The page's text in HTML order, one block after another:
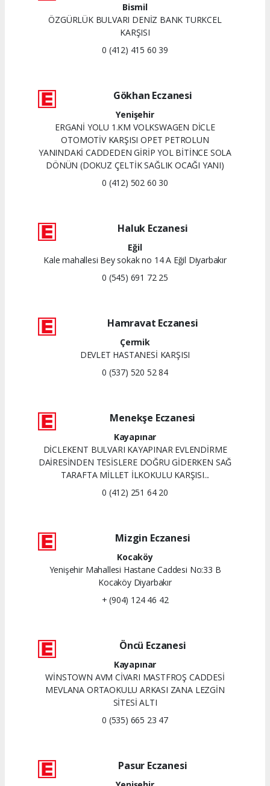
Bismil
ÖZGÜRLÜK BULVARI DENİZ BANK TURKCEL
KARŞISI
0 (412) 415 60 39
Gökhan Eczanesi
Yenişehir
ERGANİ YOLU 1.KM VOLKSWAGEN DİCLE
OTOMOTİV KARŞISI OPET PETROLUN
YANINDAKİ CADDEDEN GİRİP YOL BİTİNCE SOLA
DÖNÜN (DOKUZ ÇELTİK SAĞLIK OCAĞI YANI)
0 (412) 502 60 30
Haluk Eczanesi
Eğil
Kale mahallesi Bey sokak no 14 A Eğil Diyarbakır
0 (545) 691 72 25
Hamravat Eczanesi
Çermik
DEVLET HASTANESİ KARŞISI
0 (537) 520 52 84
Menekşe Eczanesi
Kayapınar
DİCLEKENT BULVARI KAYAPINAR EVLENDİRME
DAİRESİNDEN TESİSLERE DOĞRU GİDERKEN SAĞ
TARAFTA MİLLET İLKOKULU KARŞISI...
0 (412) 251 64 20
Mizgin Eczanesi
Kocaköy
Yenişehir Mahallesi Hastane Caddesi No:33 B
Kocaköy Diyarbakır
+ (904) 124 46 42
Öncü Eczanesi
Kayapınar
WİNSTOWN AVM CİVARI MASTFROŞ CADDESİ
MEVLANA ORTAOKULU ARKASI ZANA LEZGİN
SİTESİ ALTI
0 (535) 665 23 47
Pasur Eczanesi